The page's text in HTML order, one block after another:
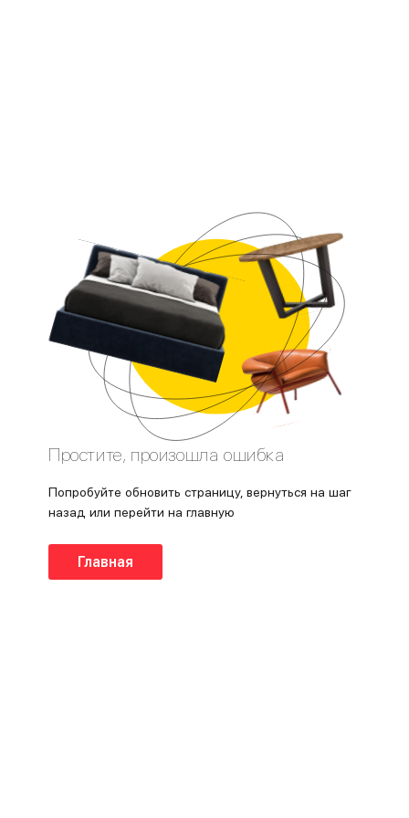
Простите, произошла ошибка
Попробуйте обновить страницу, вернуться на шаг
назад или перейти на главную
Главная